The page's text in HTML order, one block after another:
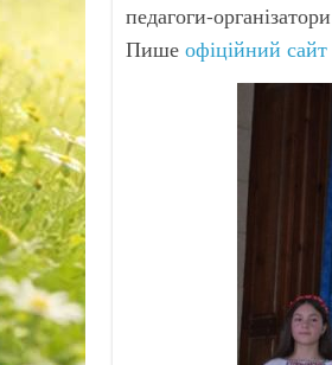
педагоги-
Пише офіційний сайт